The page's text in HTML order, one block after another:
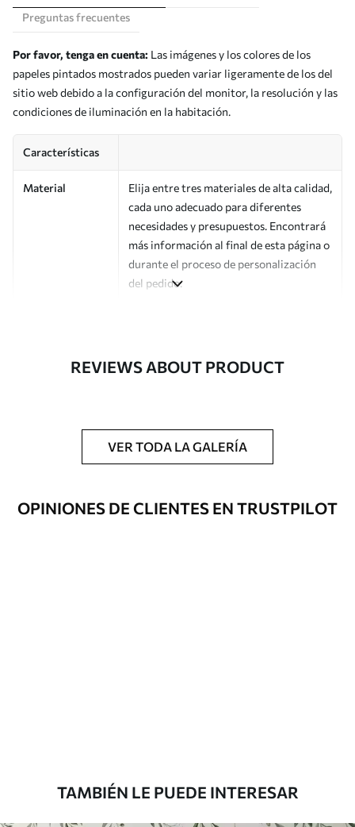
Preguntas frecuentes
Por favor, tenga en cuenta: Las imágenes y los colores de los
papeles pintados mostrados pueden variar ligeramente de los del
sitio web debido a la configuración del monitor, la resolución y las
condiciones de iluminación en la habitación.
Características
Material
Elija entre tres materiales de alta calidad,
cada uno adecuado para diferentes
necesidades y presupuestos. Encontrará
más información al final de esta página o
durante el proceso de personalización
del pedido.
Impreso bajo pedido y entregado en
rollos de hasta 50 cm de ancho.
Opciones
adicionales
Disponible con recubrimiento de barniz
y/o adhesivo para empapelar.
/m²
REVIEWS ABOUT PRODUCT
VER TODA LA GALERÍA
OPINIONES DE CLIENTES EN TRUSTPILOT
TAMBIÉN LE PUEDE INTERESAR